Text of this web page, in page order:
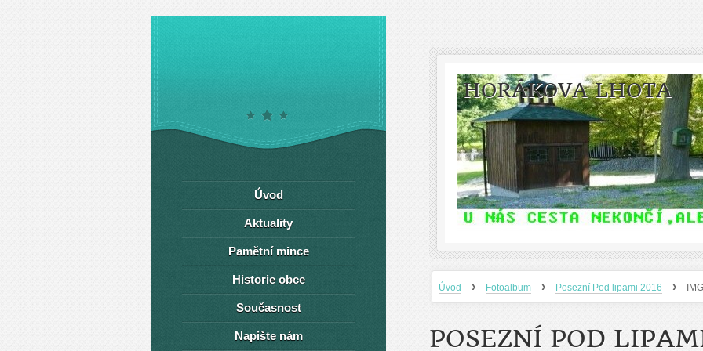
HORÁKOVA LHOTA
Úvod › Fotoalbum › Posezní Pod lipami 2016 ›
POSEZNÍ POD
Úvod
Aktuality
Pamětní mince
Historie obce
Současnost
Napište nám